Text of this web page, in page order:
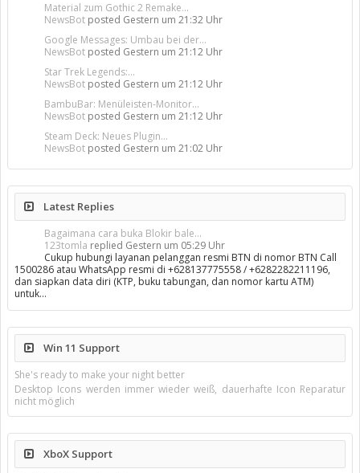
Material zum Gothic 2 Remake...
NewsBot posted Gestern um 21:32 Uhr
Google Messages: Umbau bei der...
NewsBot posted Gestern um 21:12 Uhr
Star Trek Legends:...
NewsBot posted Gestern um 21:12 Uhr
BambuBar: Menüleisten-Monitor...
NewsBot posted Gestern um 21:12 Uhr
Steam Deck: Neues Plugin...
NewsBot posted Gestern um 21:02 Uhr
Latest Replies
Bagaimana cara buka Blokir bale...
123tomla replied Gestern um 05:29 Uhr
Cukup hubungi layanan pelanggan resmi BTN di nomor BTN Call
1500286 atau WhatsApp resmi di +628137775558 / +6282282211196,
dan siapkan data diri (KTP, buku tabungan, dan nomor kartu ATM)
untuk…
Win 11 Support
She's ready to make your night better
Desktop Icons werden immer wieder weiß, dauerhafte Icon Reparatur
nicht möglich
XboX Support